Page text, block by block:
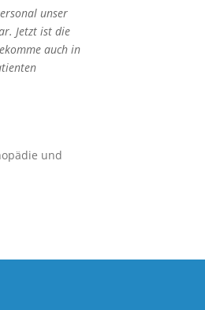
unser
Jetzt ist die
auch in
und